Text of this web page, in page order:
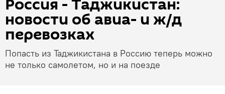
Россия - Таджикистан:
новости об авиа- и ж/д
перевозках
Попасть из Таджикистана в Россию теперь можно
не только самолетом, но и на поезде